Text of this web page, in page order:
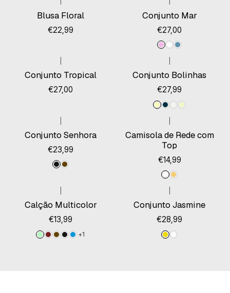
Blusa Floral
€22,99
Conjunto Mar
€27,00
Conjunto Tropical
€27,00
Conjunto Bolinhas
€27,99
Conjunto Senhora
€23,99
Camisola de Rede com
Top
€14,99
Calção Multicolor
€13,99
+1
Conjunto Jasmine
€28,99